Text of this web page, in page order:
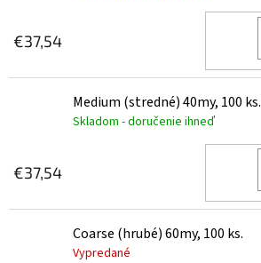
€37,54
Medium (stredné) 40my, 100 ks.
Skladom - doručenie ihneď
€37,54
Coarse (hrubé) 60my, 100 ks.
Vypredané